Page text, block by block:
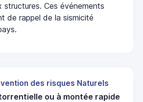
structures. Ces événements
de rappel de la sismicité
des risques Naturels
ou à montée rapide